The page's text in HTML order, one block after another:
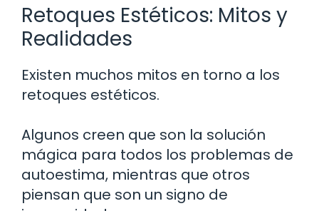
Retoques Estéticos: Mitos y
Realidades
Existen muchos mitos en torno a los
retoques estéticos.
Algunos creen que son la solución
mágica para todos los problemas de
autoestima, mientras que otros
piensan que son un signo de